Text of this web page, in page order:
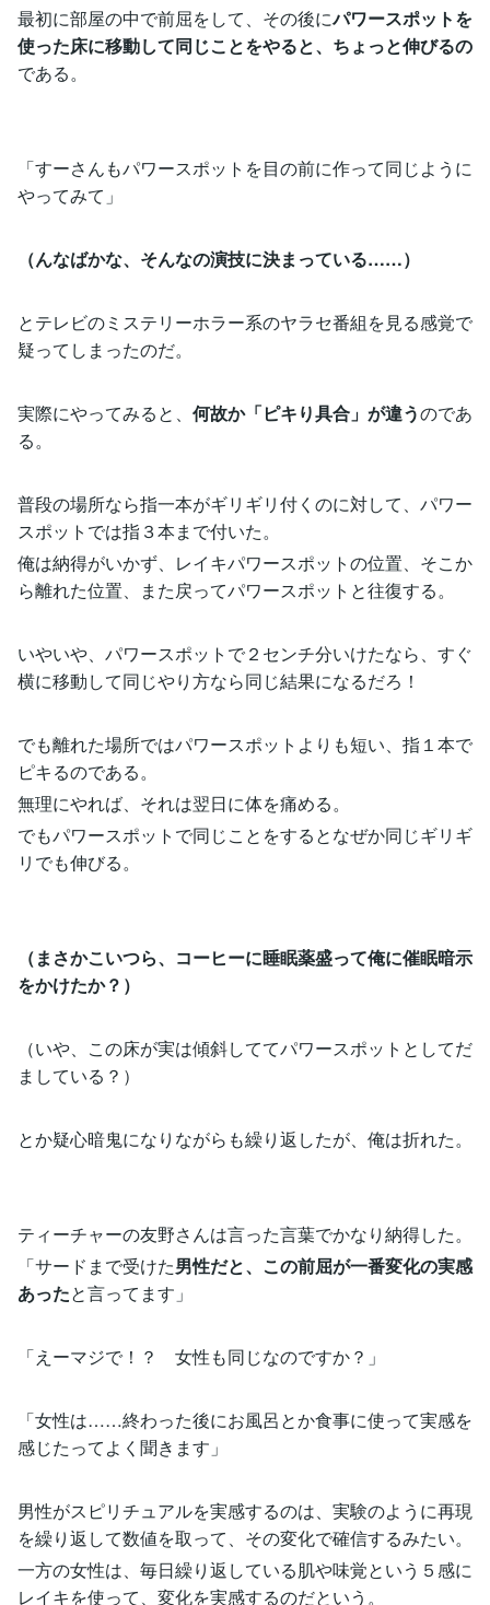
最初に部屋の中で前屈をして、その後にパワースポットを
使った床に移動して同じことをやると、ちょっと伸びるの
である。
「すーさんもパワースポットを目の前に作って同じように
やってみて」
（んなばかな、そんなの演技に決まっている……）
とテレビのミステリーホラー系のヤラセ番組を見る感覚で
疑ってしまったのだ。
実際にやってみると、 何故か「ピキり具合」が違うのであ
る。
普段の場所なら指一本がギリギリ付くのに対して、パワー
スポットでは指３本まで付いた。
俺は納得がいかず、レイキパワースポットの位置、そこか
ら離れた位置、また戻ってパワースポットと往復する。
いやいや、パワースポットで２センチ分いけたなら、すぐ
横に移動して同じやり方なら同じ結果になるだろ！
でも離れた場所ではパワースポットよりも短い、指１本で
ピキるのである。
無理にやれば、それは翌日に体を痛める。
でもパワースポットで同じことをするとなぜか同じギリギ
リでも伸びる。
（まさかこいつら、コーヒーに睡眠薬盛って俺に催眠暗示
をかけたか？）
（いや、この床が実は傾斜しててパワースポットとしてだ
ましている？）
とか疑心暗鬼になりながらも繰り返したが、俺は折れた。
ティーチャーの友野さんは言った言葉でかなり納得した。
「サードまで受けた男性だと、この前屈が一番変化の実感
あったと言ってます」
「えーマジで！？ 女性も同じなのですか？」
「女性は……終わった後にお風呂とか食事に使って実感を
感じたってよく聞きます」
男性がスピリチュアルを実感するのは、実験のように再現
を繰り返して数値を取って、その変化で確信するみたい。
一方の女性は、毎日繰り返している肌や味覚という５感に
レイキを使って、変化を実感するのだという。